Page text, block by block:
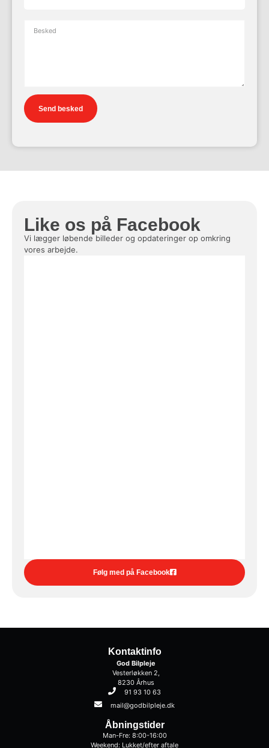
Send besked
Like os på Facebook
Vi lægger løbende billeder og opdateringer op omkring
vores arbejde.
Følg med på Facebook
Kontaktinfo
God Bilpleje
Vesterløkken 2,
8230 Århus
91 93 10 63
mail@godbilpleje.dk
Åbningstider
Man-Fre: 8:00-16:00
Weekend: Lukket/efter aftale